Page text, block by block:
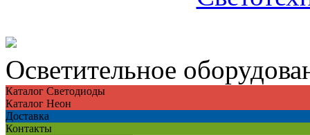
Осветительное
Каталог Светодиоды
Каталог Неон
Доставка
Контакты